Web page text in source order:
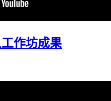
作坊成果